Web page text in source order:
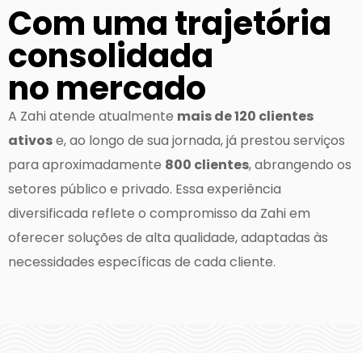
Com uma trajetória
consolidada
no mercado
A Zahi atende atualmente mais de 120 clientes
ativose, ao longo de sua jornada, já prestou serviços
para aproximadamente 800 clientes, abrangendo os
setores público e privado. Essa experiência
diversificada reflete o compromisso da Zahi em
oferecer soluções de alta qualidade, adaptadas às
necessidades específicas de cada cliente.